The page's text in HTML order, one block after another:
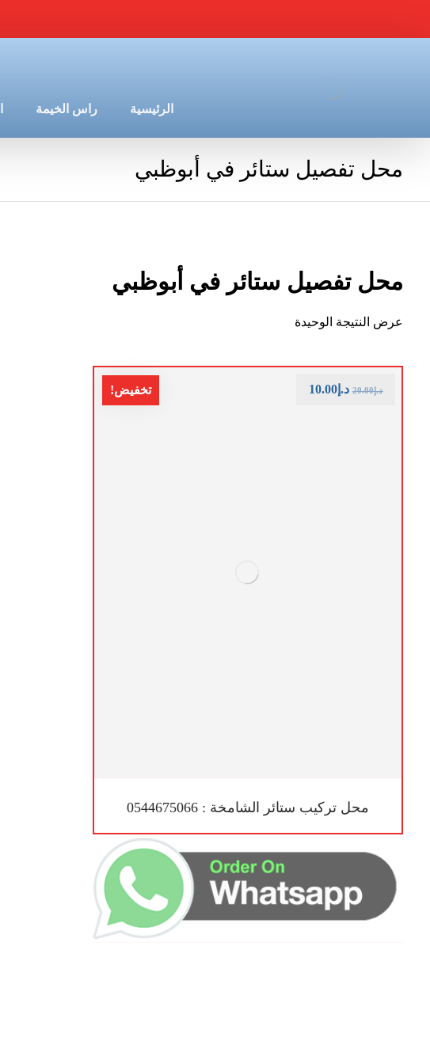
الرئيسية راس الخيمة
محل تفصيل ستائر في أبوظبي
محل تفصيل ستائر في أبوظبي
عرض النتيجة الوحيدة
تخفيض!
محل تركيب ستائر الشامخة : 0544675066
د.إ20.00 د.إ 10.00